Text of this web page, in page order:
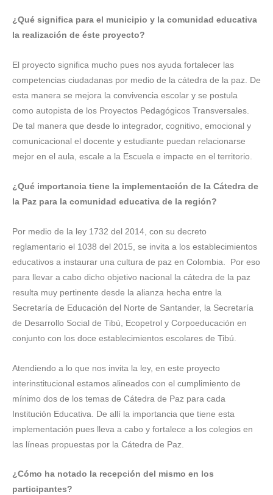
¿Qué significa para el municipio y la comunidad educativa
la realización de éste proyecto?
El proyecto significa mucho pues nos ayuda fortalecer las
competencias ciudadanas por medio de la cátedra de la paz. De
esta manera se mejora la convivencia escolar y se postula
como autopista de los Proyectos Pedagógicos Transversales.
De tal manera que desde lo integrador, cognitivo, emocional y
comunicacional el docente y estudiante puedan relacionarse
mejor en el aula, escale a la Escuela e impacte en el territorio.
¿Qué importancia tiene la implementación de la Cátedra de
la Paz para la comunidad educativa de la región?
Por medio de la ley 1732 del 2014, con su decreto
reglamentario el 1038 del 2015, se invita a los establecimientos
educativos a instaurar una cultura de paz en Colombia. Por eso
para llevar a cabo dicho objetivo nacional la cátedra de la paz
resulta muy pertinente desde la alianza hecha entre la
Secretaría de Educación del Norte de Santander, la Secretaría
de Desarrollo Social de Tibú, Ecopetrol y Corpoeducación en
conjunto con los doce establecimientos escolares de Tibú.
Atendiendo a lo que nos invita la ley, en este proyecto
interinstitucional estamos alineados con el cumplimiento de
mínimo dos de los temas de Cátedra de Paz para cada
Institución Educativa. De allí la importancia que tiene esta
implementación pues lleva a cabo y fortalece a los colegios en
las líneas propuestas por la Cátedra de Paz.
¿Cómo ha notado la recepción del mismo en los
participantes?